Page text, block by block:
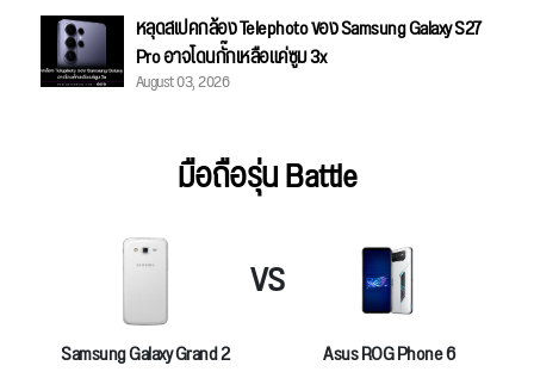
หลุดสเปคกล้อง Telephoto ของ Samsung Galaxy S27
Pro อาจโดนกั๊กเหลือแค่ซูม 3x
August 03, 2026
มือถือรุ่น Battle
Samsung Galaxy Grand 2
VS
Asus ROG Phone 6